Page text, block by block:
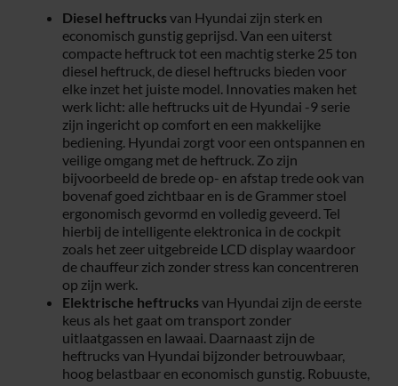
Diesel heftrucks van Hyundai zijn sterk en
economisch gunstig geprijsd. Van een uiterst
compacte heftruck tot een machtig sterke 25 ton
diesel heftruck, de diesel heftrucks bieden voor
elke inzet het juiste model. Innovaties maken het
werk licht: alle heftrucks uit de Hyundai -9 serie
zijn ingericht op comfort en een makkelijke
bediening. Hyundai zorgt voor een ontspannen en
veilige omgang met de heftruck. Zo zijn
bijvoorbeeld de brede op- en afstap trede ook van
bovenaf goed zichtbaar en is de Grammer stoel
ergonomisch gevormd en volledig geveerd. Tel
hierbij de intelligente elektronica in de cockpit
zoals het zeer uitgebreide LCD display waardoor
de chauffeur zich zonder stress kan concentreren
op zijn werk.
Elektrische heftrucks van Hyundai zijn de eerste
keus als het gaat om transport zonder
uitlaatgassen en lawaai. Daarnaast zijn de
heftrucks van Hyundai bijzonder betrouwbaar,
hoog belastbaar en economisch gunstig. Robuuste,